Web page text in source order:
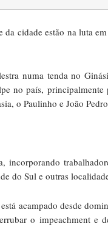
cidade estão na luta
numa tenda no
no país, principalmente
o Paulinho e João
incorporando
do Sul e outras
acampado desde
o impeachment e